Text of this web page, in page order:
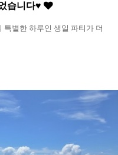
습니다♥
별한 하루인 생일 파티가 더